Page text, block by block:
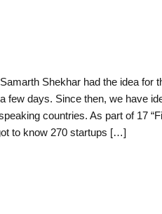
Shekhar had the idea for
few days. Since then, we have
countries. As part of 17
to know 270 startups […]